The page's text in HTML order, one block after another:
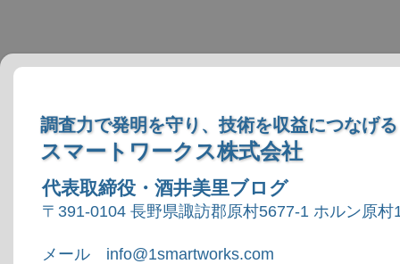
調査力で発明を守り、技術を収益につなげる
スマートワークス株式会社
代表取締役・酒井美里ブログ
〒391-0104 長野県諏訪郡原村5677-1 ホルン原村
メール info@1smartworks.com